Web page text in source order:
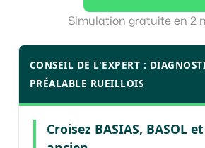
Simulation gratuite en 2
CONSEIL DE L'EXPERT :
PRÉALABLE RUEILLOIS
Croisez BASIAS, BASOL